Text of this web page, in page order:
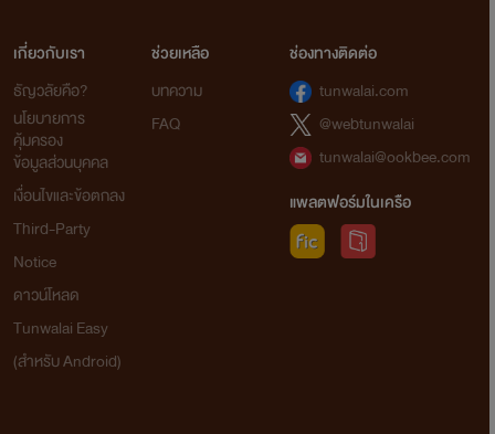
เกี่ยวกับเรา
ธัญวลัยคือ?
นโยบายการ
คุ้มครอง
ข้อมูลส่วนบุคคล
เงื่อนไขและข้อตกลง
Third-Party
Notice
ดาวน์โหลด
Tunwalai Easy
(สำหรับ Android)
ช่วยเหลือ
บทความ
FAQ
ช่องทางติดต่อ
tunwalai.com
@webtunwalai
tunwalai@ookbee.com
แพลตฟอร์มในเครือ